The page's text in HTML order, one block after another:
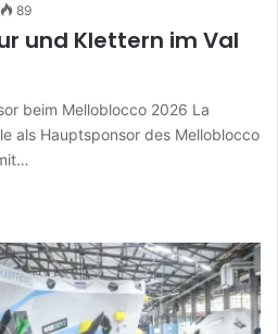
89
und Klettern im Val
beim Melloblocco 2026 La
als Hauptsponsor des Melloblocco